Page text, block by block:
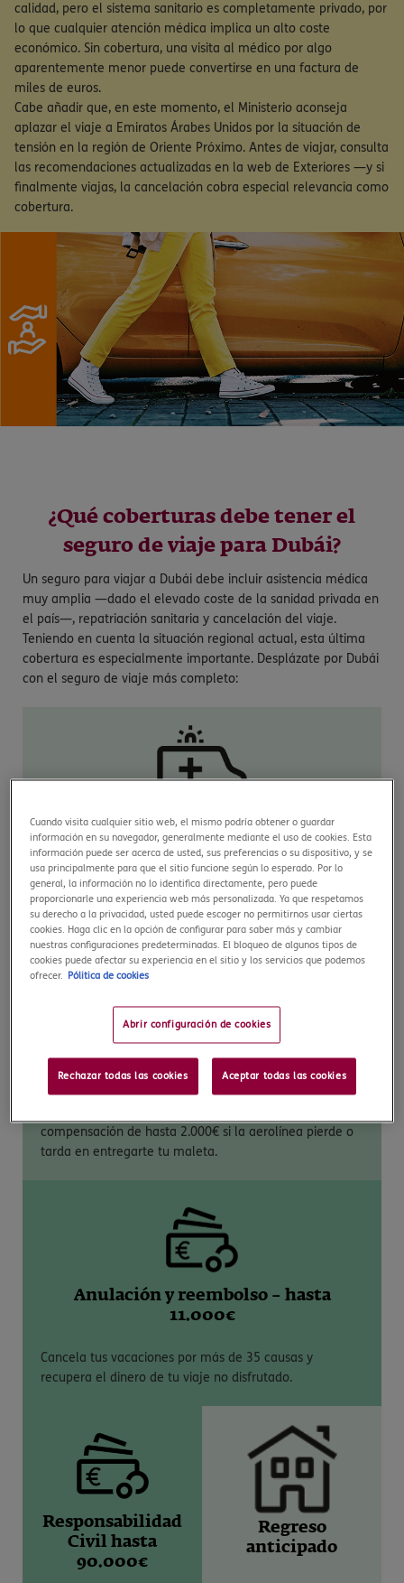
calidad, pero el sistema sanitario es completamente privado, por
lo que cualquier atención médica implica un alto coste
económico. Sin cobertura, una visita al médico por algo
aparentemente menor puede convertirse en una factura de
miles de euros.
Cabe añadir que, en este momento, el Ministerio aconseja
aplazar el viaje a Emiratos Árabes Unidos por la situación de
tensión en la región de Oriente Próximo. Antes de viajar, consulta
las recomendaciones actualizadas en la web de Exteriores —y si
finalmente viajas, la cancelación cobra especial relevancia como
cobertura.
¿Qué coberturas debe tener el
seguro de viaje para Dubái?
Un seguro para viajar a Dubái debe incluir asistencia médica
muy amplia —dado el elevado coste de la sanidad privada en
el país—, repatriación sanitaria y cancelación del viaje.
Teniendo en cuenta la situación regional actual, esta última
cobertura es especialmente importante. Desplázate por Dubái
con el seguro de viaje más completo:
Asistencia médica ilimitada – 24/7/365
Incluye gastos médicos, quirúrgicos y de hospitalización
ilimitados. La asistencia médica más completa en Dubái
sin pagar nada por adelantado. COVID-19 incluido.
2.000€
compensación de hasta 2.000€ si la aerolínea pierde o
tarda en entregarte tu maleta.
Anulación y reembolso – hasta
11.000€
Cancela tus vacaciones por más de 35 causas y
recupera el dinero de tu viaje no disfrutado.
Responsabilidad
Civil hasta
90.000€
Regreso
anticipado
Cuando visita cualquier sitio web, el mismo podría obtener o guardar
información en su navegador, generalmente mediante el uso de cookies. Esta
información puede ser acerca de usted, sus preferencias o su dispositivo, y se
usa principalmente para que el sitio funcione según lo esperado. Por lo
general, la información no lo identifica directamente, pero puede
proporcionarle una experiencia web más personalizada. Ya que respetamos
su derecho a la privacidad, usted puede escoger no permitirnos usar ciertas
cookies. Haga clic en la opción de configurar para saber más y cambiar
nuestras configuraciones predeterminadas. El bloqueo de algunos tipos de
cookies puede afectar su experiencia en el sitio y los servicios que podemos
ofrecer.
Pólitica de cookies
Abrir configuración de cookies
Rechazar todas las cookies Aceptar todas las cookies